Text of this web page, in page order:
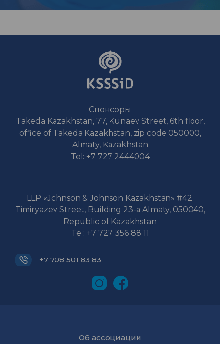
Спонсоры
Takeda Kazakhstan, 77, Kunaev Street, 6th floor,
office of Takeda Kazakhstan, zip code 050000,
Almaty, Kazakhstan
Tel: +7 727 2444004
LLP «Johnson & Johnson Kazakhstan» #42,
Timiryazev Street, Building 23-a Almaty, 050040,
Republic of Kazakhstan
Tel: +7 727 356 88 11
+7 708 501 83 83
Об ассоциации